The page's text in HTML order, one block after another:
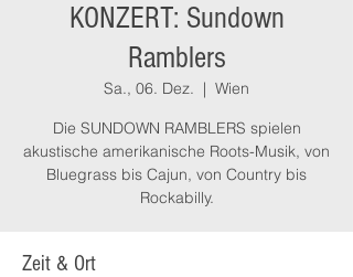
KONZERT: Sundown
Ramblers
Sa., 06. Dez.
  |
Wien
Die SUNDOWN RAMBLERS spielen
akustische amerikanische Roots-Musik, von
Bluegrass bis Cajun, von Country bis
Rockabilly.
Zeit & Ort